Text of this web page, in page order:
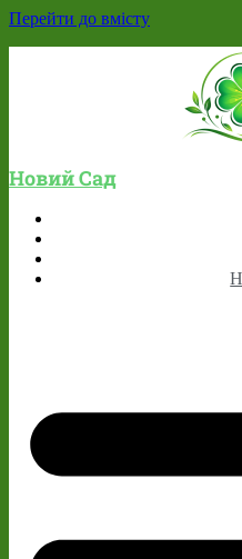
Перейти до вмісту
Новий Сад